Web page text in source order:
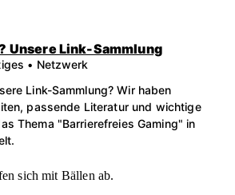
Unsere Link-Sammlung
• Netzwerk
Link-Sammlung? Wir haben
passende Literatur und wichtige
Thema "Barrierefreies Gaming" in